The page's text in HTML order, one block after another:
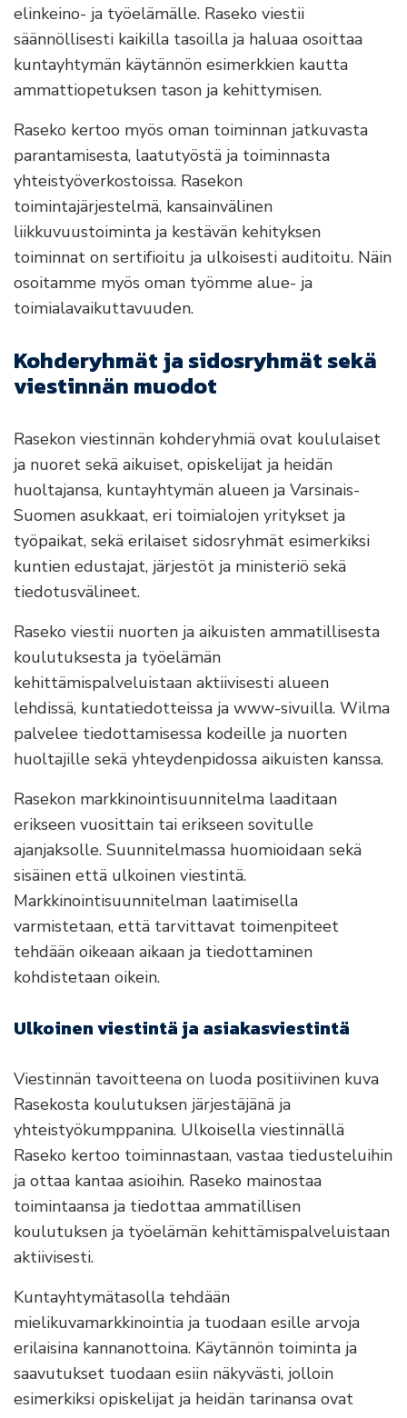
elinkeino- ja työelämälle. Raseko viestii
säännöllisesti kaikilla tasoilla ja haluaa osoittaa
kuntayhtymän käytännön esimerkkien kautta
ammattiopetuksen tason ja kehittymisen.
Raseko kertoo myös oman toiminnan jatkuvasta
parantamisesta, laatutyöstä ja toiminnasta
yhteistyöverkostoissa. Rasekon
toimintajärjestelmä, kansainvälinen
liikkuvuustoiminta ja kestävän kehityksen
toiminnat on sertifioitu ja ulkoisesti auditoitu. Näin
osoitamme myös oman työmme alue- ja
toimialavaikuttavuuden.
Kohderyhmät ja sidosryhmät sekä
viestinnän muodot
Rasekon viestinnän kohderyhmiä ovat koululaiset
ja nuoret sekä aikuiset, opiskelijat ja heidän
huoltajansa, kuntayhtymän alueen ja Varsinais-
Suomen asukkaat, eri toimialojen yritykset ja
työpaikat, sekä erilaiset sidosryhmät esimerkiksi
kuntien edustajat, järjestöt ja ministeriö sekä
tiedotusvälineet.
Raseko viestii nuorten ja aikuisten ammatillisesta
koulutuksesta ja työelämän
kehittämispalveluistaan aktiivisesti alueen
lehdissä, kuntatiedotteissa ja www-sivuilla. Wilma
palvelee tiedottamisessa kodeille ja nuorten
huoltajille sekä yhteydenpidossa aikuisten kanssa.
Rasekon markkinointisuunnitelma laaditaan
erikseen vuosittain tai erikseen sovitulle
ajanjaksolle. Suunnitelmassa huomioidaan sekä
sisäinen että ulkoinen viestintä.
Markkinointisuunnitelman laatimisella
varmistetaan, että tarvittavat toimenpiteet
tehdään oikeaan aikaan ja tiedottaminen
kohdistetaan oikein.
Ulkoinen viestintä ja asiakasviestintä
Viestinnän tavoitteena on luoda positiivinen kuva
Rasekosta koulutuksen järjestäjänä ja
yhteistyökumppanina. Ulkoisella viestinnällä
Raseko kertoo toiminnastaan, vastaa tiedusteluihin
ja ottaa kantaa asioihin. Raseko mainostaa
toimintaansa ja tiedottaa ammatillisen
koulutuksen ja työelämän kehittämispalveluistaan
aktiivisesti.
Kuntayhtymätasolla tehdään
mielikuvamarkkinointia ja tuodaan esille arvoja
erilaisina kannanottoina. Käytännön toiminta ja
saavutukset tuodaan esiin näkyvästi, jolloin
esimerkiksi opiskelijat ja heidän tarinansa ovat